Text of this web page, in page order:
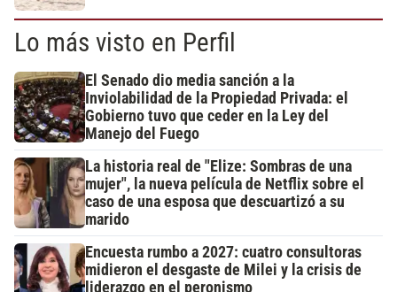
Lo más visto en Perfil
El Senado dio media sanción a la
Inviolabilidad de la Propiedad Privada: el
Gobierno tuvo que ceder en la Ley del
Manejo del Fuego
La historia real de "Elize: Sombras de una
mujer", la nueva película de Netflix sobre el
caso de una esposa que descuartizó a su
marido
Encuesta rumbo a 2027: cuatro consultoras
midieron el desgaste de Milei y la crisis de
liderazgo en el peronismo